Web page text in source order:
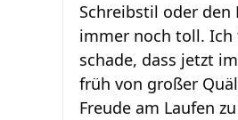
Schreibstil oder den
immer noch toll. Ich
schade, dass jetzt
früh von großer
Freude am Laufen